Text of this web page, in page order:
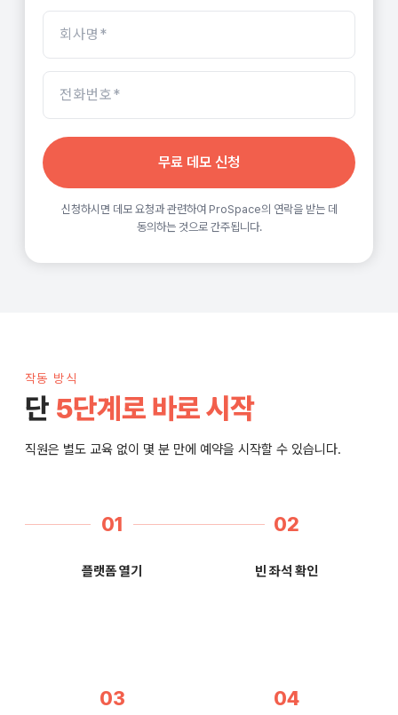
무료 데모 신청
신청하시면 데모 요청과 관련하여 ProSpace의 연락을 받는 데
동의하는 것으로 간주됩니다.
작동 방식
단 5단계로 바로 시작
직원은 별도 교육 없이 몇 분 만에 예약을 시작할 수 있습니다.
01
플랫폼 열기
02
빈 좌석 확인
03 04